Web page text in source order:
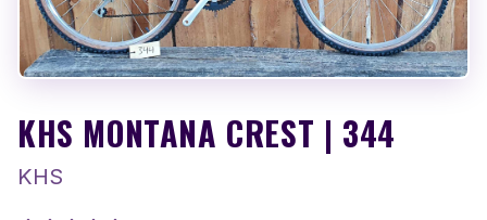
KHS MONTANA CREST | 344
KHS